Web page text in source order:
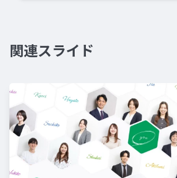
関連スライド